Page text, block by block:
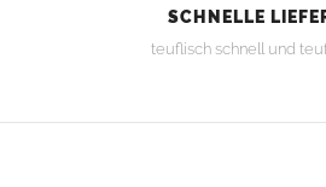
SCHNELLE
teuflisch schnell und